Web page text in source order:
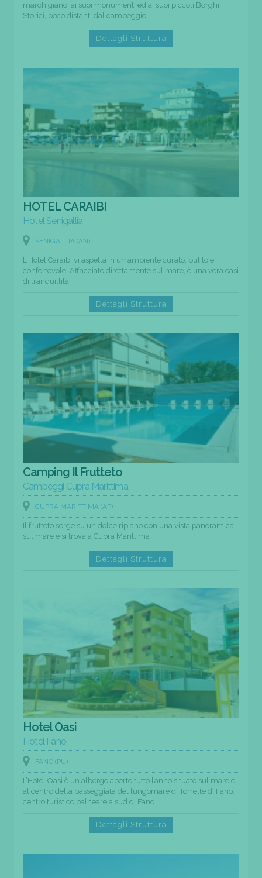
marchigiano, ai suoi monumenti ed ai suoi piccoli Borghi
Storici, poco distanti dal campeggio.
Dettagli Struttura
HOTEL CARAIBI
Hotel Senigallia
SENIGALLIA (AN)
L'Hotel Caraibi vi aspetta in un ambiente curato, pulito e
confortevole. Affacciato direttamente sul mare, è una vera oasi
di tranquillità.
Dettagli Struttura
Camping Il Frutteto
Campeggi Cupra Marittima
CUPRA MARITTIMA (AP)
Il frutteto sorge su un dolce ripiano con una vista panoramica
sul mare e si trova a Cupra Marittima
Dettagli Struttura
Hotel Oasi
Hotel Fano
FANO (PU)
L’Hotel Oasi è un albergo aperto tutto l’anno situato sul mare e
al centro della passeggiata del lungomare di Torrette di Fano,
centro turistico balneare a sud di Fano.
Dettagli Struttura